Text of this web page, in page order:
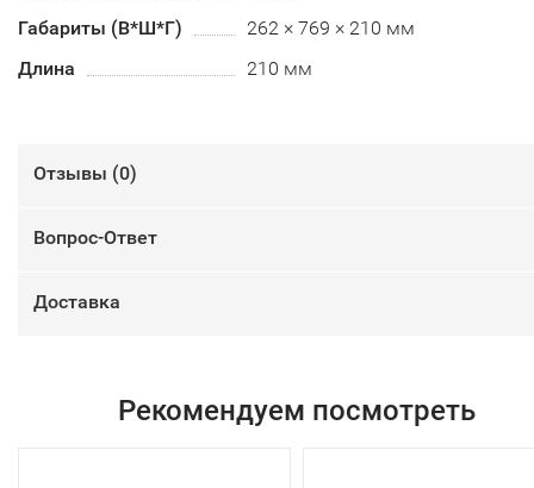
Габариты (В*Ш*Г)
262 × 769 × 210 мм
Длина
210 мм
Отзывы (0)
Вопрос-Ответ
Доставка
Рекомендуем посмотреть